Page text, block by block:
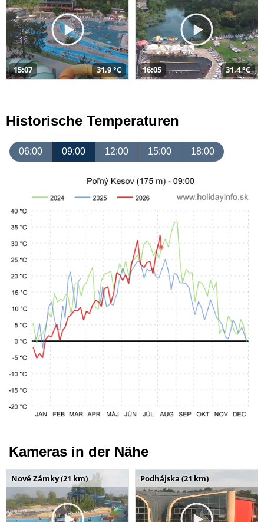
15:07 31,9 °C 16:05 31,4 °C
Historische Temperaturen
06:00 09:00 12:00 15:00 18:00
Kameras in der Nähe
Nové Zámky (21 km) Podhájska (21 km)